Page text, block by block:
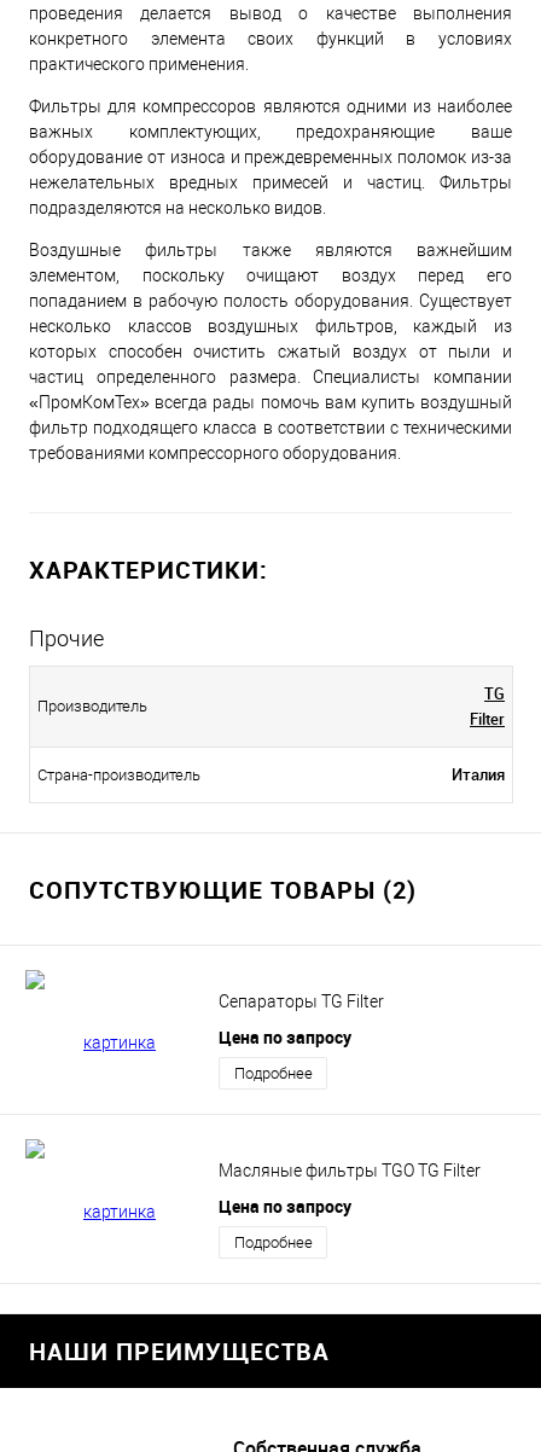
проведения делается вывод о качестве выполнения
конкретного элемента своих функций в условиях
практического применения.
Фильтры для компрессоров являются одними из наиболее
важных комплектующих, предохраняющие ваше
оборудование от износа и преждевременных поломок из-за
нежелательных вредных примесей и частиц. Фильтры
подразделяются на несколько видов.
Воздушные фильтры также являются важнейшим
элементом, поскольку очищают воздух перед его
попаданием в рабочую полость оборудования. Существует
несколько классов воздушных фильтров, каждый из
которых способен очистить сжатый воздух от пыли и
частиц определенного размера. Специалисты компании
«ПромКомТех» всегда рады помочь вам купить воздушный
фильтр подходящего класса в соответствии с техническими
требованиями компрессорного оборудования.
ХАРАКТЕРИСТИКИ:
Прочие
Производитель
TG
Filter
Страна-производитель Италия
СОПУТСТВУЮЩИЕ ТОВАРЫ (2)
Сепараторы TG Filter
Цена по запросу
Подробнее
Масляные фильтры TGO TG Filter
Цена по запросу
Подробнее
НАШИ ПРЕИМУЩЕСТВА